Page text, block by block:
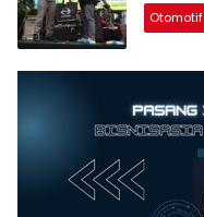
Otomotif